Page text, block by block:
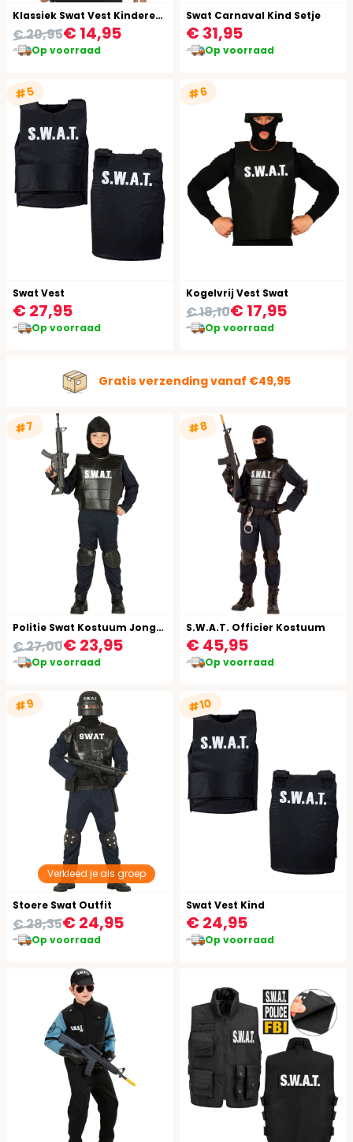
Klassiek Swat Vest Kinderen Zwart
€ 14,95
€ 20,95
Op voorraad
Swat Carnaval Kind Setje
€ 31,95
Op voorraad
#5
Swat Vest
€ 27,95
Op voorraad
#6
Kogelvrij Vest Swat
€ 17,95
€ 18,10
Op voorraad
Gratis verzending vanaf €49,95
#7
Politie Swat Kostuum Jongen
€ 23,95
€ 27,00
Op voorraad
#8
S.W.A.T. Officier Kostuum
€ 45,95
Op voorraad
#9
Verkleed je als groep
Stoere Swat Outfit
€ 24,95
€ 28,35
Op voorraad
#10
Swat Vest Kind
€ 24,95
Op voorraad